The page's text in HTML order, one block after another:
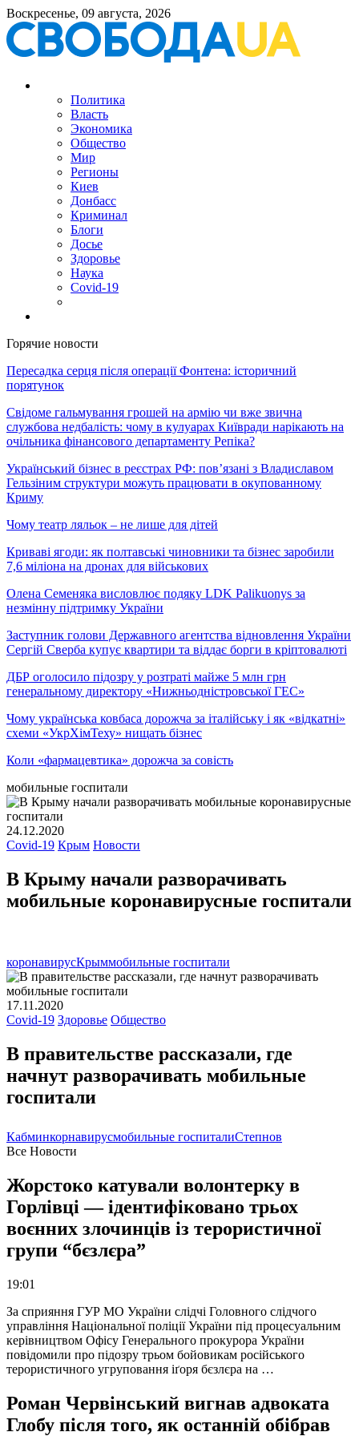
Воскресенье, 09 августа, 2026
Политика
Власть
Экономика
Общество
Мир
Регионы
Киев
Донбасс
Криминал
Блоги
Досье
Здоровье
Наука
Covid-19
Горячие новости
Пересадка серця після операції Фонтена: історичний
порятунок
Свідоме гальмування грошей на армію чи вже звична
службова недбалість: чому в кулуарах Київради нарікають на
очільника фінансового департаменту Репіка?
Український бізнес в реєстрах РФ: пов’язані з Владиславом
Гельзіним структури можуть працювати в окупованному
Криму
Чому театр ляльок – не лише для дітей
Криваві ягоди: як полтавські чиновники та бізнес заробили
7,6 міліона на дронах для військових
Олена Семеняка висловлює подяку LDK Palikuonys за
незмінну підтримку України
Заступник голови Державного агентства відновлення України
Сергій Сверба купує квартири та віддає борги в кріптовалюті
ДБР оголосило підозру у розтраті майже 5 млн грн
генеральному директору «Нижньодністровської ГЕС»
Чому українська ковбаса дорожча за італійську і як «відкатні»
схеми «УкрХімТеху» нищать бізнес
Коли «фармацевтика» дорожча за совість
мобильные госпитали
24.12.2020
Covid-19 Крым Новости
В Крыму начали разворачивать
мобильные коронавирусные госпитали
коронавирусКрыммобильные госпитали
17.11.2020
Covid-19 Здоровье Общество
В правительстве рассказали, где
начнут разворачивать мобильные
госпитали
Кабминкорнавирусмобильные госпиталиСтепнов
Все Новости
Жорстоко катували волонтерку в
Горлівці — ідентифіковано трьох
воєнних злочинців із терористичної
групи “бєзлєра”
19:01
За сприяння ГУР МО України слідчі Головного слідчого
управління Національної поліції України під процесуальним
керівництвом Офісу Генерального прокурора України
повідомили про підозру трьом бойовикам російського
терористичного угруповання іґоря бєзлєра на …
Роман Червінський вигнав адвоката
Глобу після того, як останній обібрав